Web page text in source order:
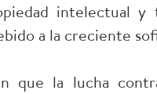
intelectual y
a la creciente
que la lucha